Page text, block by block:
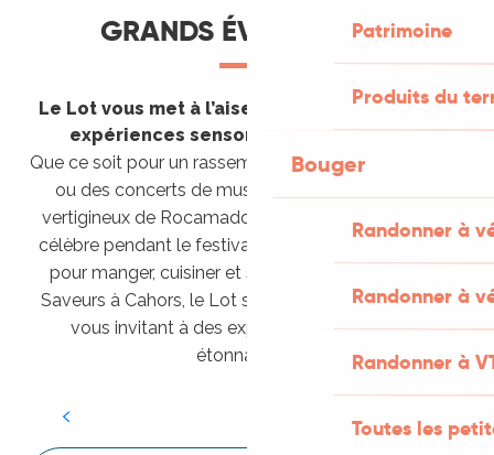
Patrimoine
Produits du
Bouger
Randonner à
Randonner à
Randonner à
Toutes les
GRANDS ÉVÈNEMENTS
Le Lot vous met à l’aise en vous invitant à des
expériences sensorielles étonnantes !
Que ce soit pour un rassemblement de montgolfières
ou des concerts de musique sacrée dans le site
vertigineux de Rocamadour, pour écouter un opéra
célèbre pendant le festival de Saint-Céré ou encore
pour manger, cuisiner et s’amuser pendant Lot of
Saveurs à Cahors, le Lot sait vous mettre à l’aise en
vous invitant à des expériences sensorielles
étonnantes !
Festival Lot of Saveurs